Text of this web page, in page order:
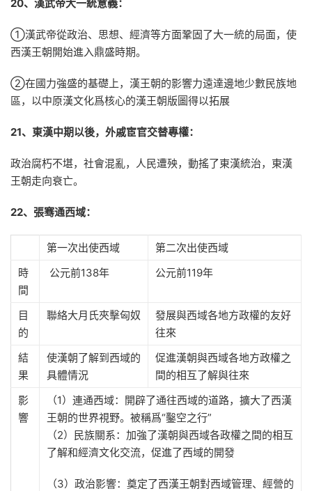
20、漢武帝大一統意義：
①漢武帝從政治、思想、經濟等方面鞏固了大一統的局面，使
西漢王朝開始進入鼎盛時期。
②在國力強盛的基礎上，漢王朝的影響力遠達邊地少數民族地
區，以中原漢文化爲核心的漢王朝版圖得以拓展
21、東漢中期以後，外戚宦官交替專權：
政治腐朽不堪，社會混亂，人民遭殃，動搖了東漢統治，東漢
王朝走向衰亡。
22、張骞通西域：
第一次出使西域
第二次出使西域
時
間
公元前138年 公元前119年
目
的
聯絡大月氏夾擊匈奴
發展與西域各地方政權的友好
往來
結
果
使漢朝了解到西域的
具體情況
促進漢朝與西域各地方政權之
間的相互了解與往來
影
響
（1）連通西域：開辟了通往西域的道路，擴大了西漢
王朝的世界視野。被稱爲“鑿空之行”
（2）民族關系：加強了漢朝與西域各政權之間的相互
了解和經濟文化交流，促進了西域的開發
（3）政治影響：奠定了西漢王朝對西域管理、經營的